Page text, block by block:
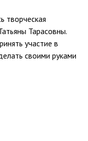
творческая
Тарасовны.
участие в
своими руками